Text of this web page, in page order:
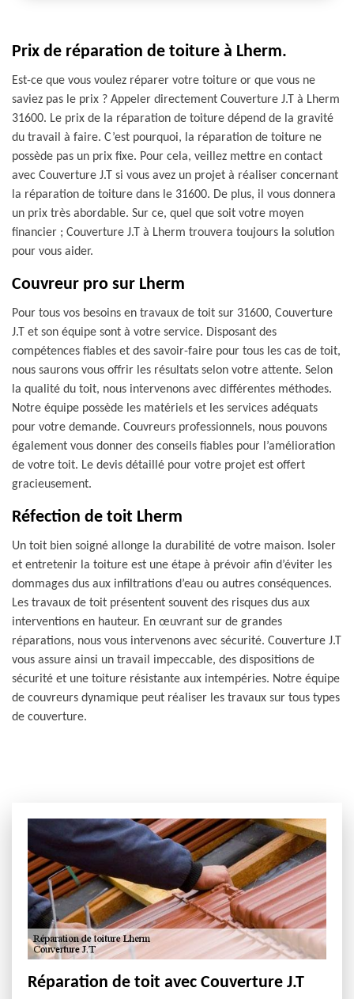
Prix de réparation de toiture à Lherm.
Est-ce que vous voulez réparer votre toiture or que vous ne
saviez pas le prix ? Appeler directement Couverture J.T à Lherm
31600. Le prix de la réparation de toiture dépend de la gravité
du travail à faire. C’est pourquoi, la réparation de toiture ne
possède pas un prix fixe. Pour cela, veillez mettre en contact
avec Couverture J.T si vous avez un projet à réaliser concernant
la réparation de toiture dans le 31600. De plus, il vous donnera
un prix très abordable. Sur ce, quel que soit votre moyen
financier ; Couverture J.T à Lherm trouvera toujours la solution
pour vous aider.
Couvreur pro sur Lherm
Pour tous vos besoins en travaux de toit sur 31600, Couverture
J.T et son équipe sont à votre service. Disposant des
compétences fiables et des savoir-faire pour tous les cas de toit,
nous saurons vous offrir les résultats selon votre attente. Selon
la qualité du toit, nous intervenons avec différentes méthodes.
Notre équipe possède les matériels et les services adéquats
pour votre demande. Couvreurs professionnels, nous pouvons
également vous donner des conseils fiables pour l’amélioration
de votre toit. Le devis détaillé pour votre projet est offert
gracieusement.
Réfection de toit Lherm
Un toit bien soigné allonge la durabilité de votre maison. Isoler
et entretenir la toiture est une étape à prévoir afin d’éviter les
dommages dus aux infiltrations d’eau ou autres conséquences.
Les travaux de toit présentent souvent des risques dus aux
interventions en hauteur. En œuvrant sur de grandes
réparations, nous vous intervenons avec sécurité. Couverture J.T
vous assure ainsi un travail impeccable, des dispositions de
sécurité et une toiture résistante aux intempéries. Notre équipe
de couvreurs dynamique peut réaliser les travaux sur tous types
de couverture.
Réparation de toit avec Couverture J.T